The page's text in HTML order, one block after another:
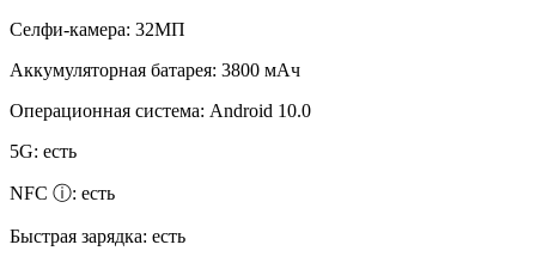
Селфи-камера: 32МП
Аккумуляторная батарея: 3800 мАч
Операционная система: Android 10.0
5G: есть
NFC ⓘ: есть
Быстрая зарядка: есть